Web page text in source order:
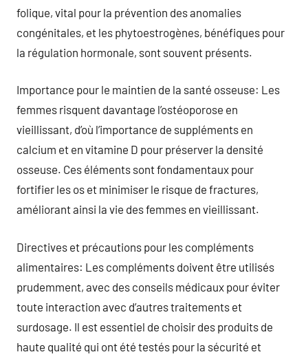
folique, vital pour la prévention des anomalies
congénitales, et les phytoestrogènes, bénéfiques pour
la régulation hormonale, sont souvent présents.
Importance pour le maintien de la santé osseuse: Les
femmes risquent davantage l’ostéoporose en
vieillissant, d’où l’importance de suppléments en
calcium et en vitamine D pour préserver la densité
osseuse. Ces éléments sont fondamentaux pour
fortifier les os et minimiser le risque de fractures,
améliorant ainsi la vie des femmes en vieillissant.
Directives et précautions pour les compléments
alimentaires: Les compléments doivent être utilisés
prudemment, avec des conseils médicaux pour éviter
toute interaction avec d’autres traitements et
surdosage. Il est essentiel de choisir des produits de
haute qualité qui ont été testés pour la sécurité et